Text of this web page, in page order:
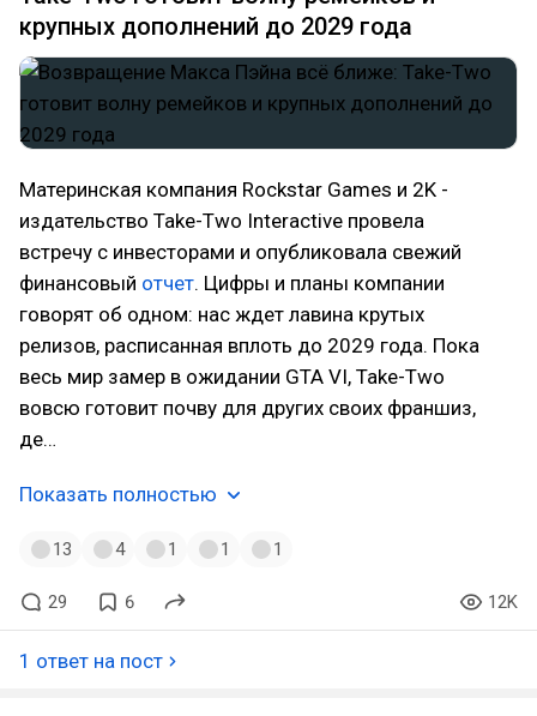
крупных дополнений до 2029 года
Материнская компания Rockstar Games и 2K -
издательство Take-Two Interactive провела
встречу с инвесторами и опубликовала свежий
финансовый отчет. Цифры и планы компании
говорят об одном: нас ждет лавина крутых
релизов, расписанная вплоть до 2029 года. Пока
весь мир замер в ожидании GTA VI, Take-Two
вовсю готовит почву для других своих франшиз,
де…
Показать полностью
13 4 1 1 1
29 6 12K
1 ответ на пост